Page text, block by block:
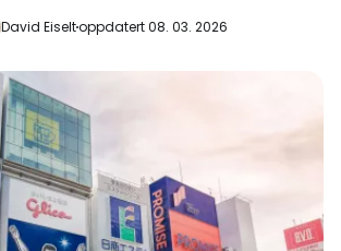
David Eiseltoppdatert 08. 03. 2026
Fortsett med e-post